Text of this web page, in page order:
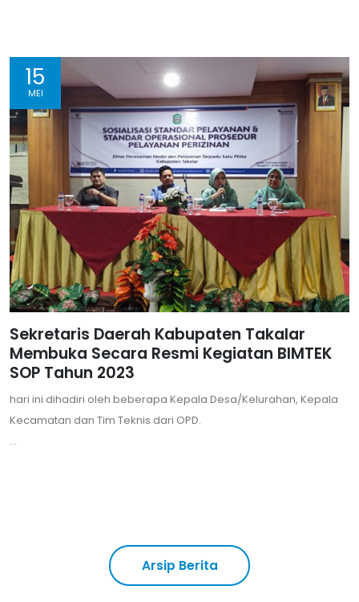
15
MEI
Sekretaris Daerah Kabupaten Takalar
Membuka Secara Resmi Kegiatan BIMTEK
SOP Tahun 2023
hari ini dihadiri oleh beberapa Kepala Desa/Kelurahan, Kepala
Kecamatan dan Tim Teknis dari OPD.
...
Arsip Berita